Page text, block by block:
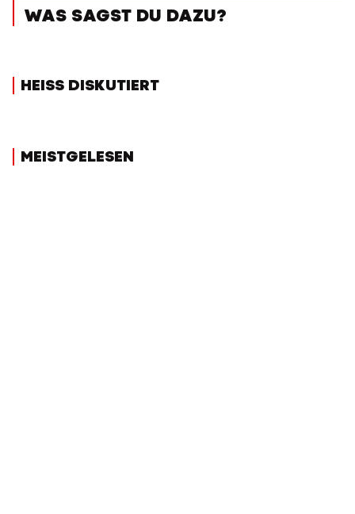
WAS SAGST DU DAZU?
HEISS DISKUTIERT
MEISTGELESEN